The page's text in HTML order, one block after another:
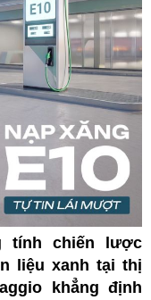
tính chiến lược
liệu xanh tại thị
khẳng định